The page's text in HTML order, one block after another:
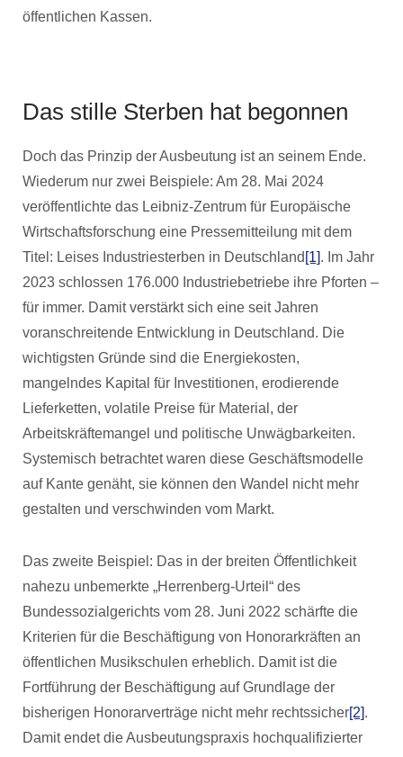
öffentlichen Kassen.
Das stille Sterben hat begonnen
Doch das Prinzip der Ausbeutung ist an seinem Ende.
Wiederum nur zwei Beispiele: Am 28. Mai 2024
veröffentlichte das Leibniz-Zentrum für Europäische
Wirtschaftsforschung eine Pressemitteilung mit dem
Titel: Leises Industriesterben in Deutschland [1]. Im Jahr
2023 schlossen 176.000 Industriebetriebe ihre Pforten –
für immer. Damit verstärkt sich eine seit Jahren
voranschreitende Entwicklung in Deutschland. Die
wichtigsten Gründe sind die Energiekosten,
mangelndes Kapital für Investitionen, erodierende
Lieferketten, volatile Preise für Material, der
Arbeitskräftemangel und politische Unwägbarkeiten.
Systemisch betrachtet waren diese Geschäftsmodelle
auf Kante genäht, sie können den Wandel nicht mehr
gestalten und verschwinden vom Markt.
Das zweite Beispiel: Das in der breiten Öffentlichkeit
nahezu unbemerkte „Herrenberg-Urteil“ des
Bundessozialgerichts vom 28. Juni 2022 schärfte die
Kriterien für die Beschäftigung von Honorarkräften an
öffentlichen Musikschulen erheblich. Damit ist die
Fortführung der Beschäftigung auf Grundlage der
bisherigen Honorarverträge nicht mehr rechtssicher[2].
Damit endet die Ausbeutungspraxis hochqualifizierter